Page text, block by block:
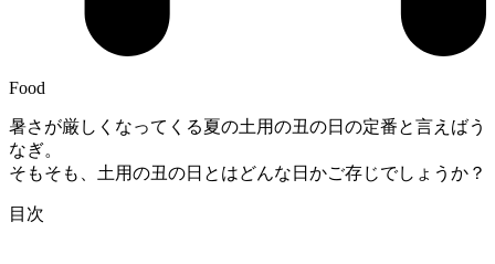
Food
暑さが厳しくなってくる夏の土用の丑の日の定番と言えばう
なぎ。
そもそも、土用の丑の日とはどんな日かご存じでしょうか？
目次